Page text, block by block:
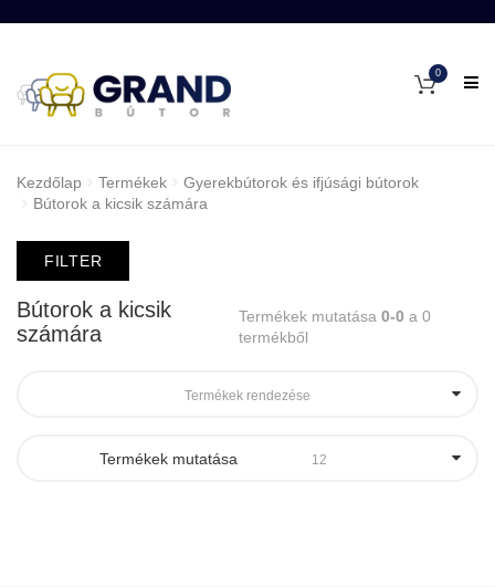
0
Kezdőlap Termékek
Gyerekbútorok és ifjúsági bútorok
Bútorok a kicsik számára
FILTER
Bútorok a kicsik
számára
Termékek mutatása 0-0 a 0
termékből
Termékek rendezése
Termékek mutatása 12